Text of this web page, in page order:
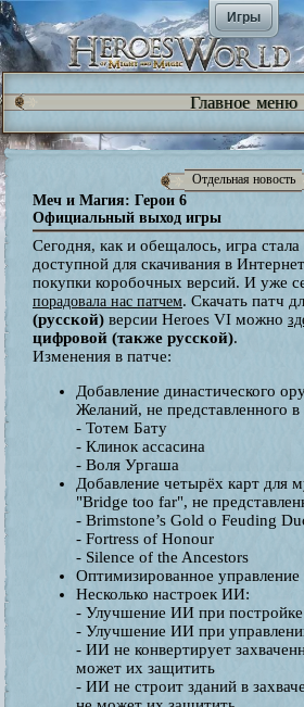
Игры
Главное меню
Отдельная новость
Меч и Магия: Герои 6
Официальный выход игры
Сегодня, как и обещалось, игра
доступной для скачивания в
покупки коробочных версий. И уже
порадовала нас патчем. Скачать патч
(русской) версии Heroes VI можно
цифровой (также русской).
Изменения в патче:
Добавление династического
Желаний, не представленного в
- Тотем Бату
- Клинок ассасина
- Воля Ургаша
Добавление четырёх карт для
"Bridge too far", не
- Brimstone’s Gold o Feuding
- Fortress of Honour
- Silence of the Ancestors
Оптимизированное
Несколько настроек ИИ:
- Улучшение ИИ при постройке
- Улучшение ИИ при
- ИИ не конвертирует
может их защитить
- ИИ не строит зданий в